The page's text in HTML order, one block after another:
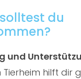
du
und
Tierheim hilft dir